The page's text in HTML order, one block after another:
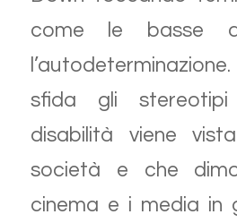
come le basse
sfida gli
disabilità viene
società e che
cinema e i media in